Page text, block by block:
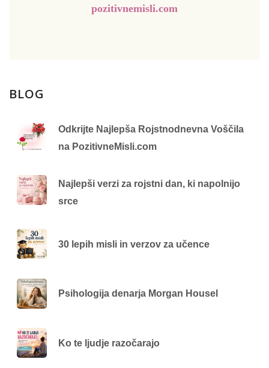
pozitivnemisli.com
BLOG
Odkrijte Najlepša Rojstnodnevna Voščila
na PozitivneMisli.com
Najlepši verzi za rojstni dan, ki napolnijo
srce
30 lepih misli in verzov za učence
Psihologija denarja Morgan Housel
Ko te ljudje razočarajo